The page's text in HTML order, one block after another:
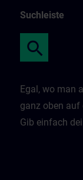
Suchleiste
Egal, wo man
ganz oben auf
Gib einfach